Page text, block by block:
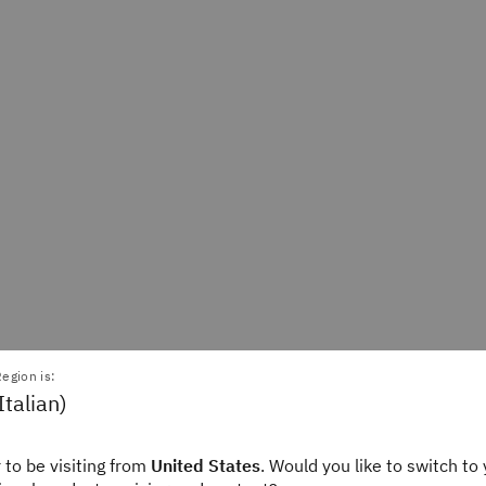
Goodwin
Automation & ITOps
is:
to be visiting from United States. Would you like to switch to